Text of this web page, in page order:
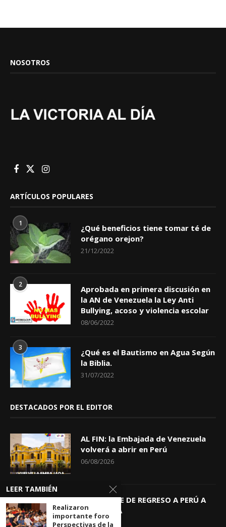
NOSOTROS
ARTÍCULOS POPULARES
1
¿Qué beneficios tiene tomar té de
orégano orejon?
21/12/2022
2
Aprobada en primera discusión en
la AN de Venezuela la Ley Anti
Bullying, acoso y violencia escolar
08/06/2022
3
¿Qué es el Bautismo en Agua Según
la Biblia.
31/07/2022
DESTACADOS POR EL EDITOR
AL FIN: la Embajada de Venezuela
volverá a abrir en Perú
06/08/2026
KEIKO TRAE DE REGRESO A PERÚ A
GIOVANNA
04/08/2026
LEER TAMBIÉN
Realizaron
importante foro
Perspectivas de la